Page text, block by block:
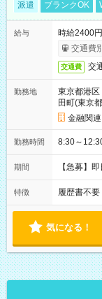
派遣 ブランクOK
給与
時給2400
交通費
交通費 交
勤務地
東京都港区
田町(東京
金融関連
勤務時間 8:30～
期間 【急募】
特徴 履歴書不要
気になる！